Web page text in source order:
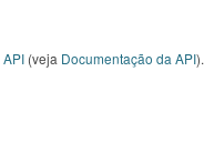
API (veja Documentação da API).